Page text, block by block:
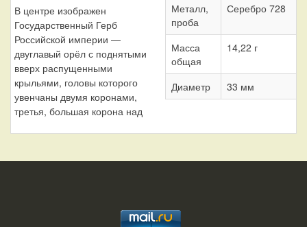
В центре изображен
Государственный Герб
Российской империи —
двуглавый орёл с поднятыми
вверх распущенными
крыльями, головы которого
увенчаны двумя коронами,
третья, большая корона над
Металл,
проба
Серебро 728
Масса
общая
14,22 г
Диаметр 33 мм